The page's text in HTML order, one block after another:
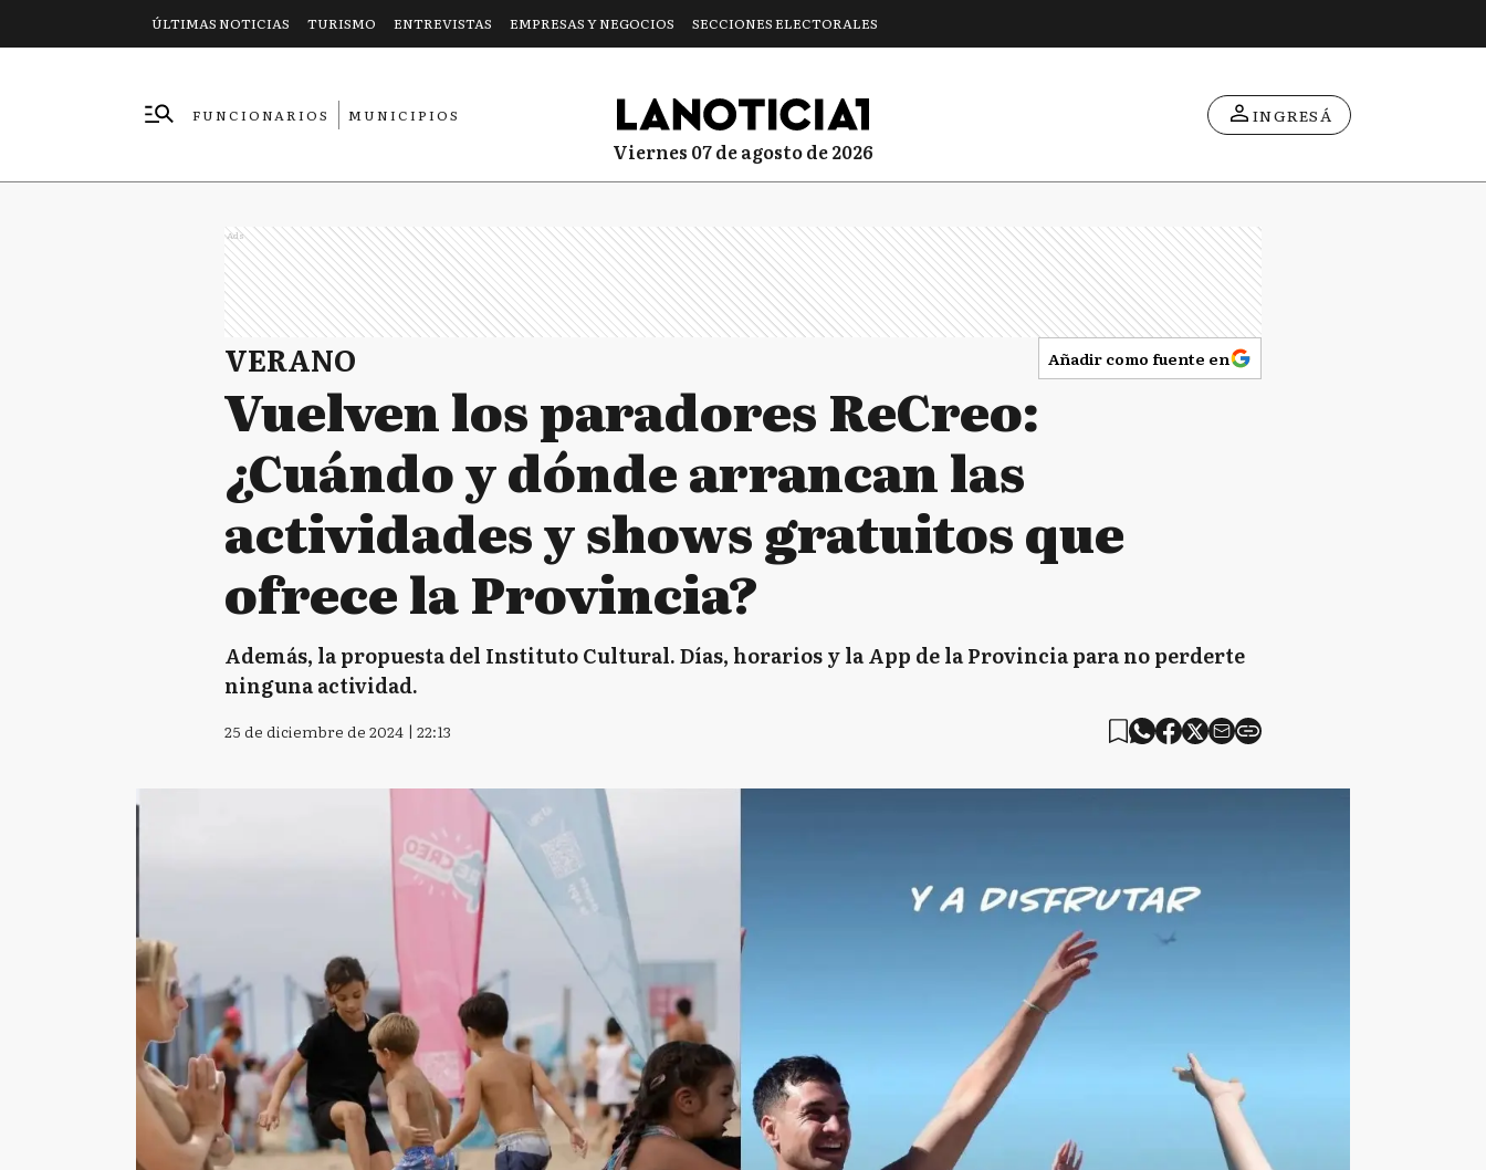
ÚLTIMAS NOTICIAS TURISMO ENTREVISTAS EMPRESAS Y NEGOCIOS SECCIONES ELECTORALES
FUNCIONARIOS
MUNICIPIOS
viernes 07 de agosto de 2026
INGRESÁ
Ads
VERANO Añadir como fuente en
Vuelven los paradores ReCreo:
¿Cuándo y dónde arrancan las
actividades y shows gratuitos que
ofrece la Provincia?
Además, la propuesta del Instituto Cultural. Días, horarios y la App de la Provincia para no perderte
ninguna actividad.
25 de diciembre de 2024 | 22:13